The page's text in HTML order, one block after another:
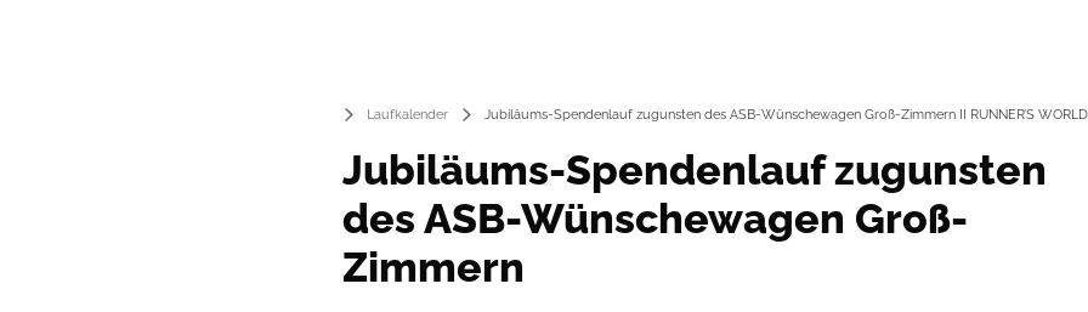
Laufkalender Jubiläums-Spendenlauf zugunsten des ASB-Wünschewagen Groß-Zimmern II RUNNER’S
Jubiläums-Spendenlauf zugunsten
des ASB-Wünschewagen Groß-
Zimmern